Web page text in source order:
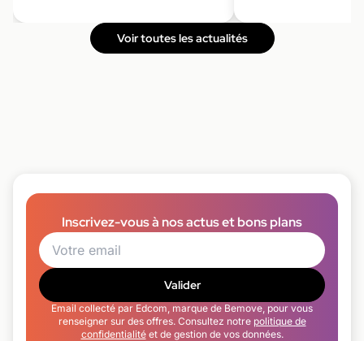
Voir toutes les actualités
Inscrivez-vous à nos actus et bons plans
Valider
Email collecté par Edcom, marque de Bemove, pour vous
renseigner sur des offres. Consultez notre politique de
confidentialitéet de gestion de vos données.